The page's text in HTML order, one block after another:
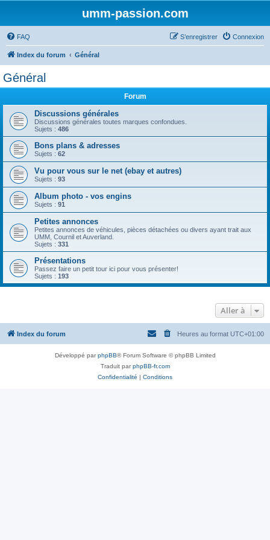
umm-passion.com
FAQ Connexion
S’enregistrer
Index du forum Général
Général
Forum
Discussions générales
Discussions générales toutes marques confondues.
Sujets : 486
Bons plans & adresses
Sujets : 62
Vu pour vous sur le net (ebay et autres)
Sujets : 93
Album photo - vos engins
Sujets : 91
Petites annonces
Petites annonces de véhicules, pièces détachées ou divers ayant trait aux
UMM, Cournil et Auverland.
Sujets : 331
Présentations
Passez faire un petit tour ici pour vous présenter!
Sujets : 193
Aller à
Index du forum Heures au format UTC+01:00
Développé parphpBB® Forum Software © phpBB Limited
Traduit parphpBB-fr.com
Confidentialité | Conditions